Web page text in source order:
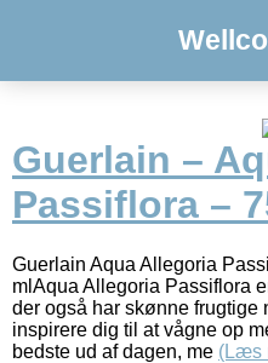
Guerlain –
Passiflora –
Guerlain Aqua Allegoria
mlAqua Allegoria Passiflora
der også har skønne frugtige
inspirere dig til at vågne op
bedste ud af dagen, me (Læs